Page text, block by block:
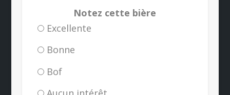
Notez cette bière
Excellente
Bonne
Bof